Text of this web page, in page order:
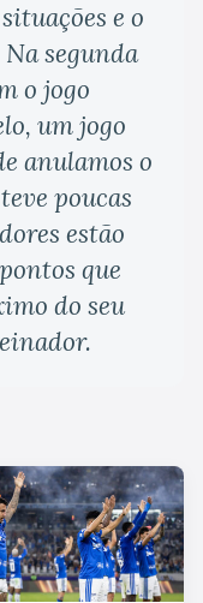
e o
segunda
o jogo
um jogo
anulamos o
poucas
estão
que
do seu